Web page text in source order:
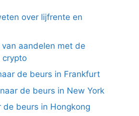
over lijfrente en
aandelen met de
crypto
de beurs in Frankfurt
de beurs in New York
de beurs in Hongkong